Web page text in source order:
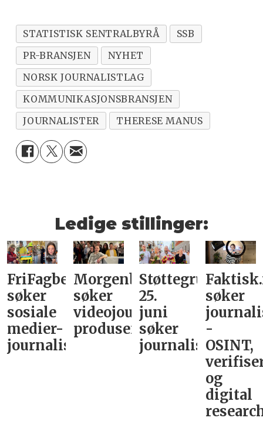
STATISTISK SENTRALBYRÅ
SSB
PR-BRANSJEN
NYHET
NORSK JOURNALISTLAG
KOMMUNIKASJONSBRANSJEN
JOURNALISTER
THERESE MANUS
Ledige stillinger:
FriFagbevegelse
søker
sosiale
medier-
journalist
Morgenbladet
søker
videojournalist/podkast-
produsent
Støttegruppa
25.
juni
søker
journalist
søker
-
OSINT,
og
digital